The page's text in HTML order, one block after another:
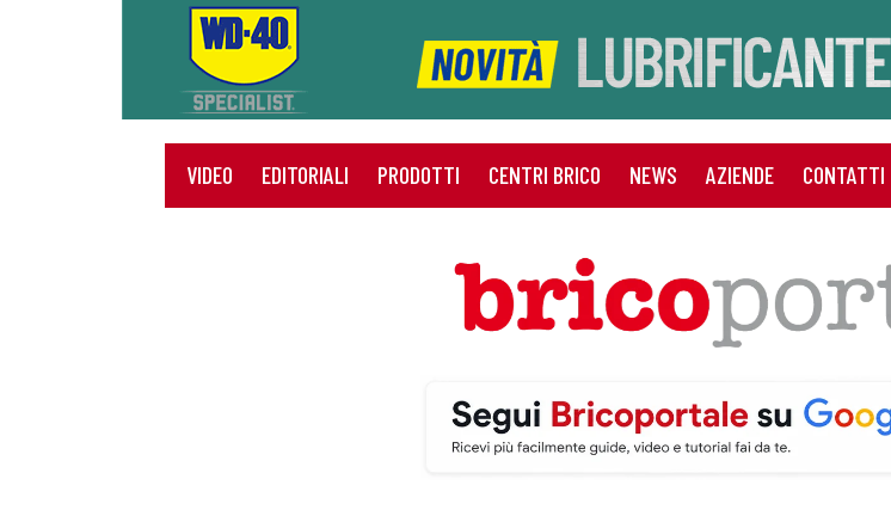
VIDEO EDITORIALI PRODOTTI CENTRI BRICO NEWS AZIENDE CONTATTI